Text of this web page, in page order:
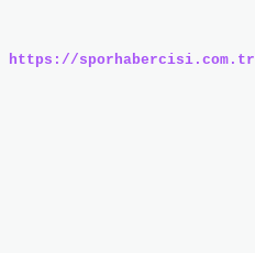
https://sporhabercisi.com.tr